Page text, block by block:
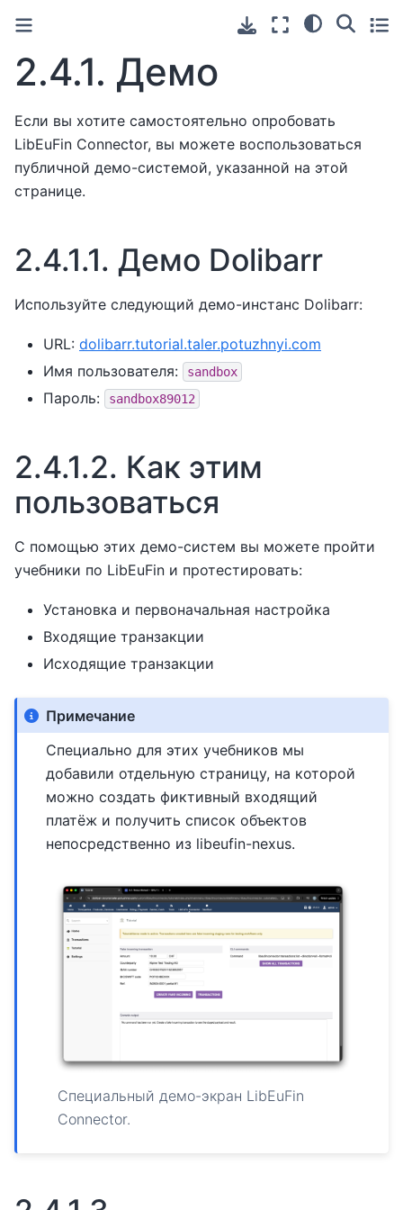
2.4.1. Демо
Если вы хотите самостоятельно опробовать
LibEuFin Connector, вы можете воспользоваться
публичной демо-системой, указанной на этой
странице.
2.4.1.1. Демо Dolibarr
Используйте следующий демо-инстанс Dolibarr:
URL: dolibarr.tutorial.taler.potuzhnyi.com
Имя пользователя:
sandbox
Пароль: sandbox89012
2.4.1.2. Как этим
пользоваться
С помощью этих демо-систем вы можете пройти
учебники по LibEuFin и протестировать:
Установка и первоначальная настройка
Входящие транзакции
Исходящие транзакции
Примечание
Специально для этих учебников мы
добавили отдельную страницу, на которой
можно создать фиктивный входящий
платёж и получить список объектов
непосредственно из libeufin-nexus.
Специальный демо-экран LibEuFin
Connector.